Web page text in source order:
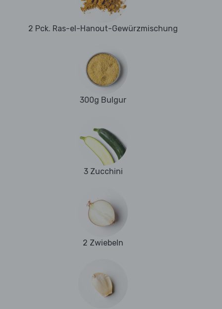
2 Pck. Ras-el-Hanout-Gewürzmischung
300g Bulgur
3 Zucchini
2 Zwiebeln